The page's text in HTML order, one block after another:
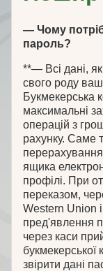
— Чому
пароль?
**— Всі дані,
свого роду
Букмекерська
максимальні
операцій з
рахунку. Саме
ящика
профілі. При
переказом,
Western Union
пред'явлення
через каси
букмекерської
звірити дані